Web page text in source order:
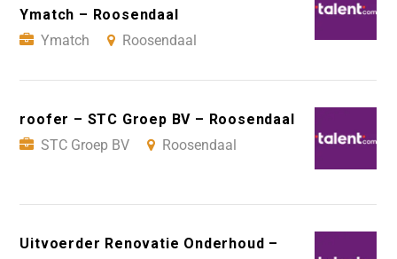
Ymatch – Roosendaal
Ymatch
Roosendaal
roofer – STC Groep BV – Roosendaal
STC Groep BV
Roosendaal
Uitvoerder Renovatie Onderhoud –